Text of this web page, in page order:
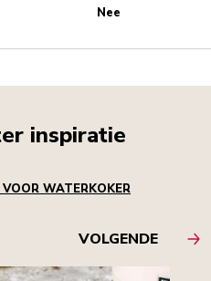
Nee
inspiratie
WATERKOKER
VOLGENDE